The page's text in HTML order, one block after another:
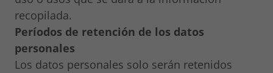
recopilada.
Períodos de retención de los datos
personales
Los datos personales solo serán retenidos